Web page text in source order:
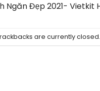
Ngăn Đẹp 2021- Vietkit
are currently closed.